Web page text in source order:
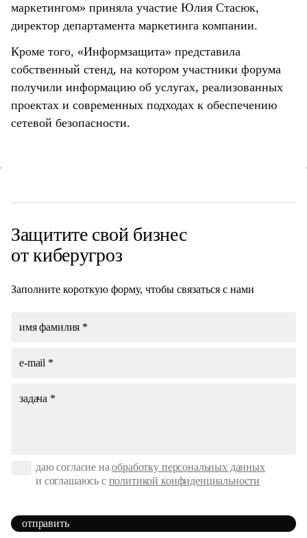
маркетингом» приняла участие Юлия Стасюк,
директор департамента маркетинга компании.
Кроме того, «Информзащита» представила
собственный стенд, на котором участники форума
получили информацию об услугах, реализованных
проектах и современных подходах к обеспечению
сетевой безопасности.
Защитите свой бизнес
от киберугроз
Заполните короткую форму, чтобы связаться с нами
даю согласие наобработку персональных данных
и соглашаюсь с политикой конфиденциальности
отправить